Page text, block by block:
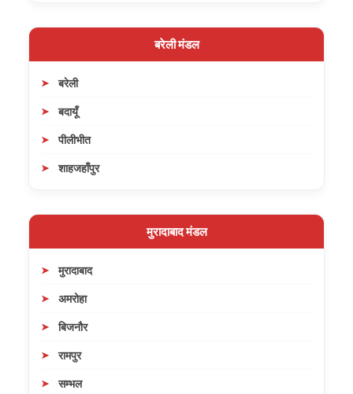
बरेली मंडल
बरेली
बदायूँ
पीलीभीत
शाहजहाँपुर
मुरादाबाद मंडल
मुरादाबाद
अमरोहा
बिजनौर
रामपुर
सम्भल